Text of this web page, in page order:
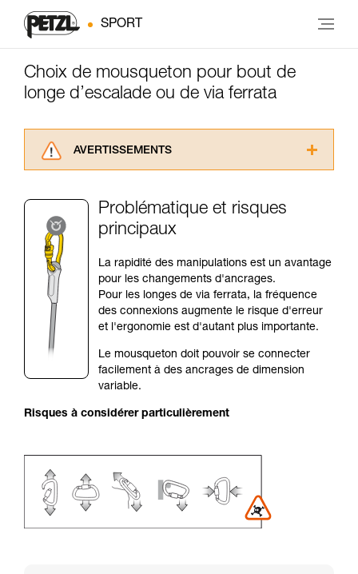
SPORT
Choix de mousqueton pour bout de
longe d’escalade ou de via ferrata
AVERTISSEMENTS
consulter. Vous devez avoir compris les
informations de la notice technique pour
d’informations.
Maîtriser ces techniques nécessite une
formation et un entraînement spécifique. Validez
avec un professionnel votre capacité à refaire
la manipulation, seul, en toute sécurité, avant
Nous donnons des exemples de techniques
liées à votre activité. Il peut en exister d’autres
que nous ne décrivons pas ici.
Problématique et risques
principaux
La rapidité des manipulations est un avantage
pour les changements d'ancrages.
Pour les longes de via ferrata, la fréquence
des connexions augmente le risque d'erreur
et l'ergonomie est d'autant plus importante.
Le mousqueton doit pouvoir se connecter
facilement à des ancrages de dimension
variable.
Risques à considérer particulièrement